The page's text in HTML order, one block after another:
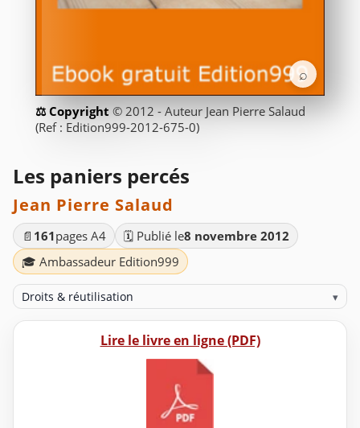
⌕
© 2012 - Auteur Jean Pierre Salaud
(Ref : Edition999-2012-675-0)
Les paniers percés
Jean Pierre Salaud
📄 161pages A4 🗓️ Publié le8 novembre 2012
🎓 Ambassadeur Edition999
Droits & réutilisation ▾
Lire le livre en ligne (PDF)